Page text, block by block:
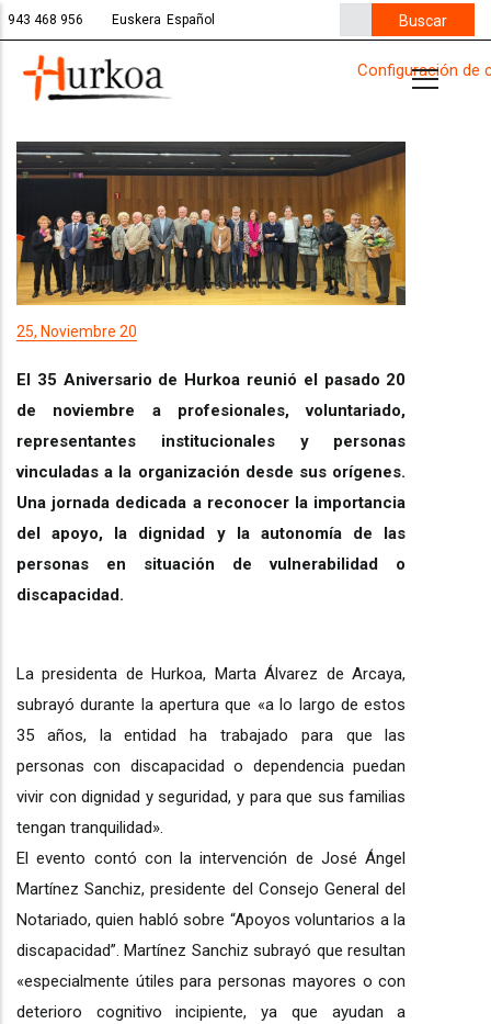
Pasar
al
contenido
principal
943 468 956 Euskera Español
25, Noviembre 20
El 35 Aniversario de Hurkoa reunió el pasado 20
de noviembre a profesionales, voluntariado,
representantes institucionales y personas
vinculadas a la organización desde sus orígenes.
Una jornada dedicada a reconocer la importancia
del apoyo, la dignidad y la autonomía de las
personas en situación de vulnerabilidad o
discapacidad.
La presidenta de Hurkoa, Marta Álvarez de Arcaya,
subrayó durante la apertura que «a lo largo de estos
35 años, la entidad ha trabajado para que las
personas con discapacidad o dependencia puedan
vivir con dignidad y seguridad, y para que sus familias
tengan tranquilidad».
El evento contó con la intervención de José Ángel
Martínez Sanchiz, presidente del Consejo General del
Notariado, quien habló sobre “Apoyos voluntarios a la
discapacidad”. Martínez Sanchiz subrayó que resultan
«especialmente útiles para personas mayores o con
deterioro cognitivo incipiente, ya que ayudan a
Configuración de